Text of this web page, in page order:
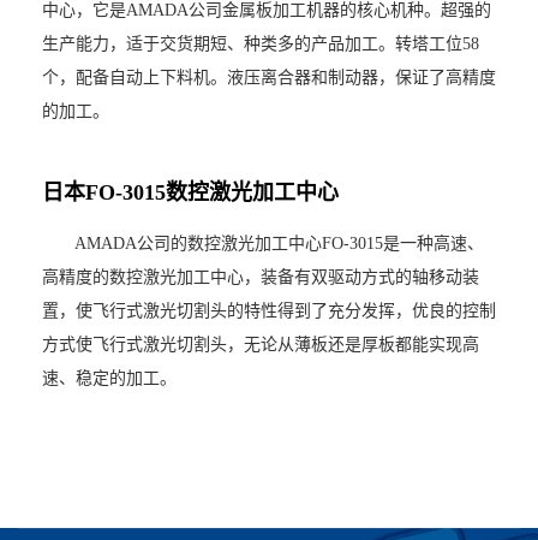
中心，它是AMADA公司金属板加工机器的核心机种。超强的
生产能力，适于交货期短、种类多的产品加工。转塔工位58
个，配备自动上下料机。液压离合器和制动器，保证了高精度
的加工。
日 本FO-3015数控激光加 工中心
AMADA公司的数控激光加工中心FO-3015是一种高速、
高精度的数控激光加工中心，装备有双驱动方式的轴移动装
置，使飞行式激光切割头的特性得到了充分发挥，优良的控制
方式使飞行式激光切割头，无论从薄板还是厚板都能实现高
速、稳定的加工。